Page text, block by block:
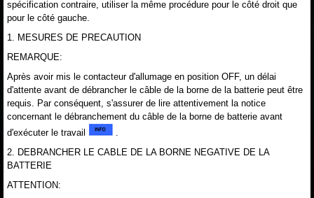
spécification contraire, utiliser la même procédure pour le côté droit que
pour le côté gauche.
1. MESURES DE PRECAUTION
REMARQUE:
Après avoir mis le contacteur d'allumage en position OFF, un délai
d'attente avant de débrancher le câble de la borne de la batterie peut être
requis. Par conséquent, s'assurer de lire attentivement la notice
concernant le débranchement du câble de la borne de batterie avant
d'exécuter le travail
2. DEBRANCHER LE CABLE DE LA BORNE NEGATIVE DE LA
BATTERIE
ATTENTION: